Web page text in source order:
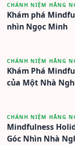
CHÁNH NIỆM HẰNG
Khám phá
nhìn Ngọc Minh
CHÁNH NIỆM HẰNG
Khám Phá
của Một Nhà
CHÁNH NIỆM HẰNG
Mindfulness
Góc Nhìn Nhà